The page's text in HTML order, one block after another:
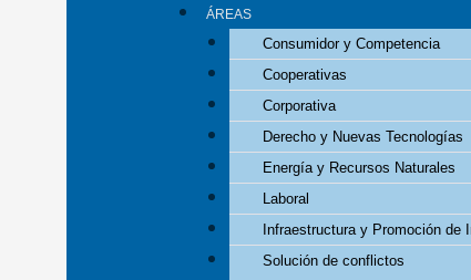
ÁREAS
Consumidor y Competencia
Cooperativas
Corporativa
Derecho y Nuevas Tecnologías
Energía y Recursos Naturales
Laboral
Infraestructura y Promoción de
Solución de conflictos